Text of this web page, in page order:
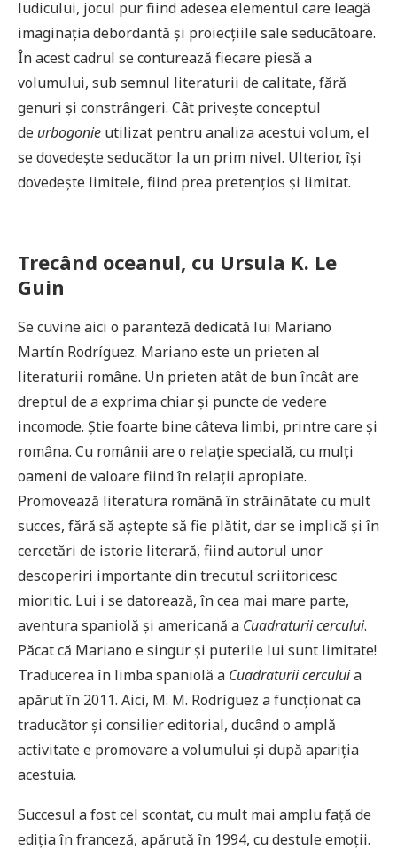
ludicului, jocul pur fiind adesea elementul care leagă
imaginaţia debordantă şi proiecţiile sale seducătoare.
În acest cadrul se conturează fiecare piesă a
volumului, sub semnul literaturii de calitate, fără
genuri şi constrângeri. Cât priveşte conceptul
de urbogonie utilizat pentru analiza acestui volum, el
se dovedeşte seducător la un prim nivel. Ulterior, îşi
dovedeşte limitele, fiind prea pretenţios şi limitat.
Trecând oceanul, cu Ursula K. Le
Guin
Se cuvine aici o paranteză dedicată lui Mariano
Martín Rodríguez. Mariano este un prieten al
literaturii române. Un prieten atât de bun încât are
dreptul de a exprima chiar şi puncte de vedere
incomode. Ştie foarte bine câteva limbi, printre care şi
româna. Cu românii are o relaţie specială, cu mulţi
oameni de valoare fiind în relaţii apropiate.
Promovează literatura română în străinătate cu mult
succes, fără să aştepte să fie plătit, dar se implică şi în
cercetări de istorie literară, fiind autorul unor
descoperiri importante din trecutul scriitoricesc
mioritic. Lui i se datorează, în cea mai mare parte,
aventura spaniolă şi americană a Cuadraturii cercului.
Păcat că Mariano e singur şi puterile lui sunt limitate!
Traducerea în limba spaniolă a Cuadraturii cerculuia
apărut în 2011. Aici, M. M. Rodríguez a funcţionat ca
traducător şi consilier editorial, ducând o amplă
activitate e promovare a volumului şi după apariţia
acestuia.
Succesul a fost cel scontat, cu mult mai amplu faţă de
ediţia în franceză, apărută în 1994, cu destule emoţii.